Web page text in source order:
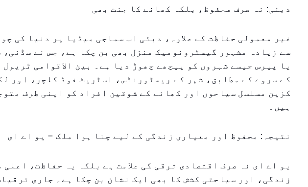
دبئی: نہ صرف محفوظ، بلکہ کھانے کا جنت بھی
غیر معمولی حفاظت کے علاوہ، دبئی اب سماجی میڈیا پر دنیا کی
سے زیادہ مشہور گیسٹرونومیک منزل بھی بن چکا ہے، جس نے سڈنی،
یا پیرس جیسے شہروں کو پیچھے چھوڑ دیا ہے۔ بین الاقوامی ٹریول
کے سروے کے مطابق، شہر کے ریسٹورنٹس، اسٹریٹ فوڈ کلچر، اور
کزین مسلسل سیاحوں اور کھانے کے شوقین افراد کو اپنی طرف
ہیں۔
نتیجہ: محفوظ اور معیاری زندگی کے لیے چنا ہوا ملک – یو اے ای
یو اے ای نہ صرف اقتصادی ترقی کی علامت ہے بلکہ یہ حفاظت، اعلی
زندگی، اور سیاحتی کشش کا بھی ایک نشان بن چکا ہے۔ جاری